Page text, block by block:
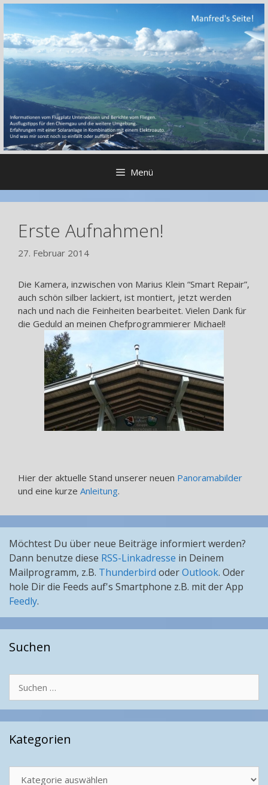
Zum
springen
Menü
Erste Aufnahmen!
27. Februar 2014
Die Kamera, inzwischen von Marius Klein “Smart Repair”,
auch schön silber lackiert, ist montiert, jetzt werden
nach und nach die Feinheiten bearbeitet. Vielen Dank für
die Geduld an meinen Chefprogrammierer Michael!
Hier der aktuelle Stand unserer neuen Panoramabilder
und eine kurze Anleitung.
Möchtest Du über neue Beiträge informiert werden?
Dann benutze diese RSS-Linkadresse in Deinem
Mailprogramm, z.B. Thunderbird oderOutlook. Oder
hole Dir die Feeds auf's Smartphone z.B. mit der App
Feedly.
Suchen
nach:
Kategorien